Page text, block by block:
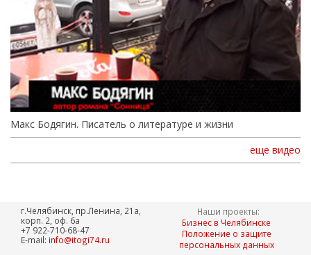
Макс Бодягин. Писатель о литературе и жизни
еще видео
г.Челябинск, пр.Ленина, 21а,
корп. 2, оф. 6а
+7 922-710-68-47
E-mail: info@itogi74.ru
Наши проекты:
Бизнес в Челябинске
Положение о защите
персональных данных